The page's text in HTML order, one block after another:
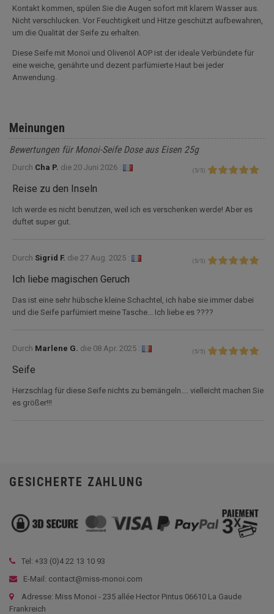
Kontakt kommen, spülen Sie die Augen sofort mit klarem Wasser aus.
Nicht verschlucken. Vor Feuchtigkeit und Hitze geschützt aufbewahren,
um die Qualität der Seife zu erhalten.
Diese Seife mit Monoï und Olivenöl AOP ist der ideale Verbündete für
eine weiche, genährte und dezent parfümierte Haut bei jeder
Anwendung.
Meinungen
Bewertungen für Monoi-Seife Dose aus Eisen 25g
Durch Cha P. die 20 Juni 2026 : ( 5/ 5)
Reise zu den Inseln
Ich werde es nicht benutzen, weil ich es verschenken werde! Aber es
duftet super gut.
Durch Sigrid F. die 27 Aug. 2025 : ( 5/ 5)
Ich liebe magischen Geruch
Das ist eine sehr hübsche kleine Schachtel, ich habe sie immer dabei
und die Seife parfümiert meine Tasche... Ich liebe es ????
Durch Marlene G. die 08 Apr. 2025 : ( 5/ 5)
Seife
Herzschlag für diese Seife nichts zu bemängeln.... vielleicht machen Sie
es größer!!!
GESICHERTE ZAHLUNG
Tel: +33 (0)4 22 13 10 93
E-Mail: contact@miss-monoi.com
Adresse: Miss Monoi - 235 allée Hector Pintus 06610 La Gaude
Frankreich